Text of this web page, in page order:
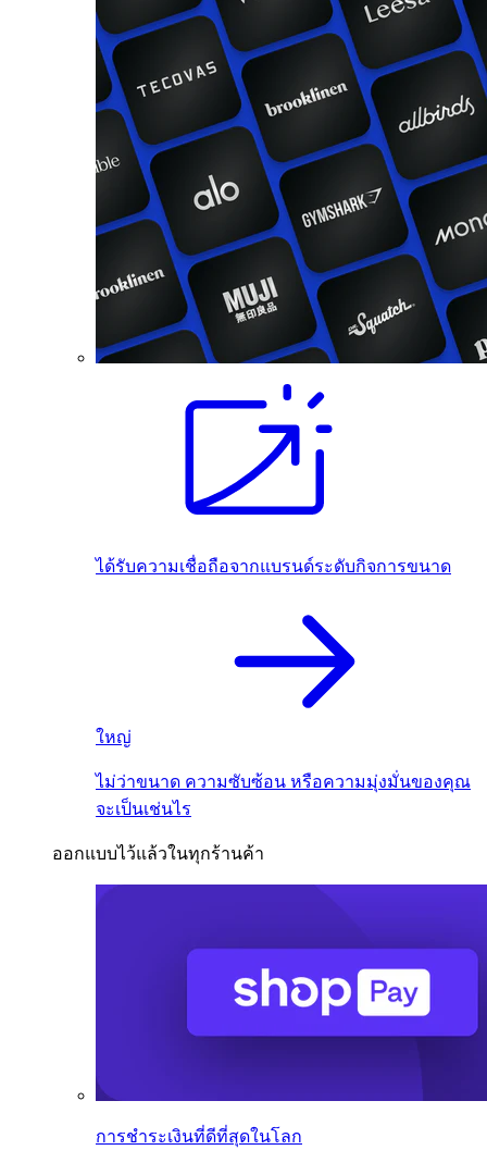
ได้รับความเชื่อถือจากแบรนด์ระดับกิจการขนาด
ใหญ่
ไม่ว่าขนาด ความซับซ้อน หรือความมุ่งมั่นของคุณ
จะเป็นเช่นไร
ออกแบบไว้แล้วในทุกร้านค้า
การชำระเงินที่ดีที่สุดในโลก